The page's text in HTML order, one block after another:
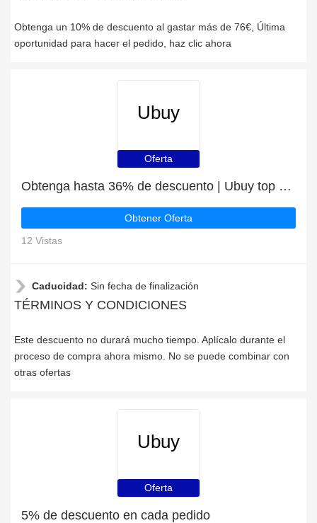
Obtenga un 10% de descuento al gastar más de 76€, Última
oportunidad para hacer el pedido, haz clic ahora
Ubuy
Oferta
Obtenga hasta 36% de descuento | Ubuy top discount
Obtener Oferta
12 Vistas
Caducidad: Sin fecha de finalización
TÉRMINOS Y CONDICIONES
Este descuento no durará mucho tiempo. Aplícalo durante el
proceso de compra ahora mismo. No se puede combinar con
otras ofertas
Ubuy
Oferta
5% de descuento en cada pedido